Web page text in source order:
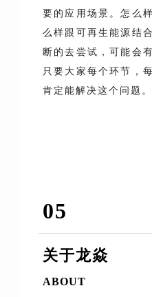
要的应用场景。怎么
么样跟可再生能源结
断的去尝试，可能会
只要大家每个环节，
肯定能解决这个问题。
05
关于龙焱
ABOUT